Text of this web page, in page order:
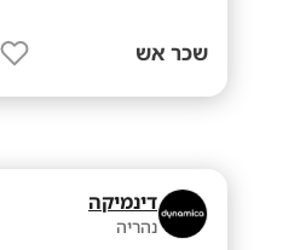
שכר אש
דינמיקה
נהריה